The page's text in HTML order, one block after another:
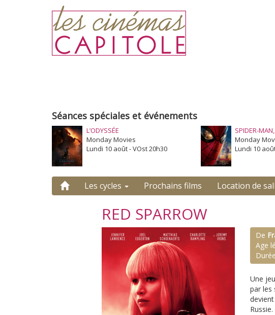
Séances spéciales et événements
L’ODYSSÉE
Monday Movies
Lundi 10 août - VOst 20h30
SPIDER-
Monday
Lundi 10
Les cycles Prochains films Location de
RED SPARROW
De
Age
Une
par les